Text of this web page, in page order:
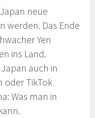
neue
werden. Das Ende
Yen
ins Land.
auch in
oder TikTok
Was man in